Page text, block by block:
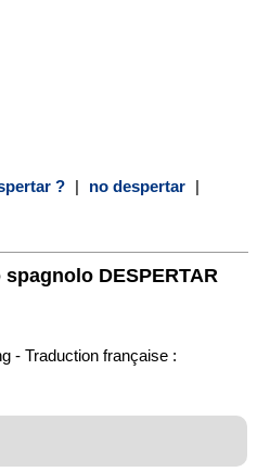
? | no despertar |
spagnolo DESPERTAR
- Traduction française :